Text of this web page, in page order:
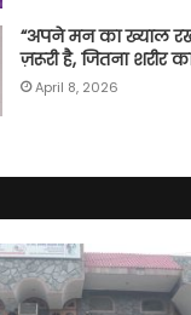
“अपने मन का ख्याल
ज़रूरी है, जितना शरीर
April 8, 2026